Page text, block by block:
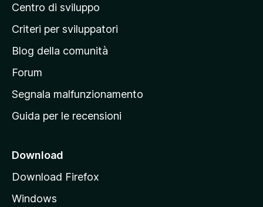
g
i
a
p
r
n
i
a
l
Centro di sviluppo
Criteri per sviluppatori
Blog della comunità
Forum
Segnala malfunzionamento
Guida per le recensioni
Download
Download Firefox
Windows